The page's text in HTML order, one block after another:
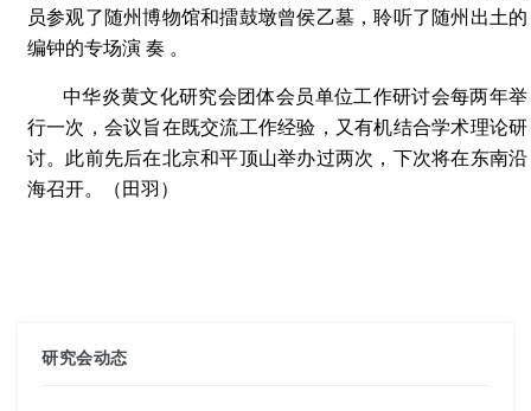
员参观了随州博物馆和擂鼓墩曾侯乙墓，聆听了随州出土的
编钟的专场演 奏 。
中华炎黄文化研究会团体会员单位工作研讨会每两年举
行一次，会议旨在既交流工作经验，又有机结合学术理论研
讨。此前先后在北京和平顶山举办过两次，下次将在东南沿
海召开。（田羽）
研究会动态